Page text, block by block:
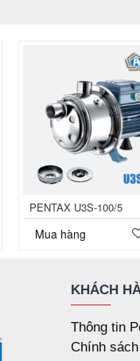
PENTAX U3S-100/5
Mua hàng
KHÁCH
Thông tin
Chính